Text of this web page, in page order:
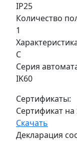
IP25
Количество
1
С
Серия
IK60
Сертификаты:
Сертификат на
Скачать
Декларация